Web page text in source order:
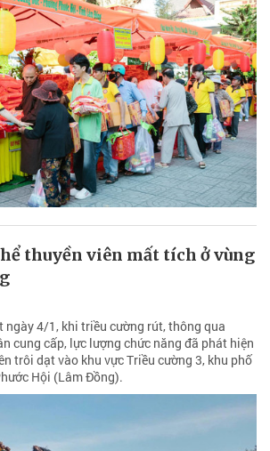
thuyền viên mất tích ở vùng
ngày 4/1, khi triều cường rút, thông qua
cung cấp, lực lượng chức năng đã phát hiện
trôi dạt vào khu vực Triều cường 3, khu phố
Hội (Lâm Đồng).